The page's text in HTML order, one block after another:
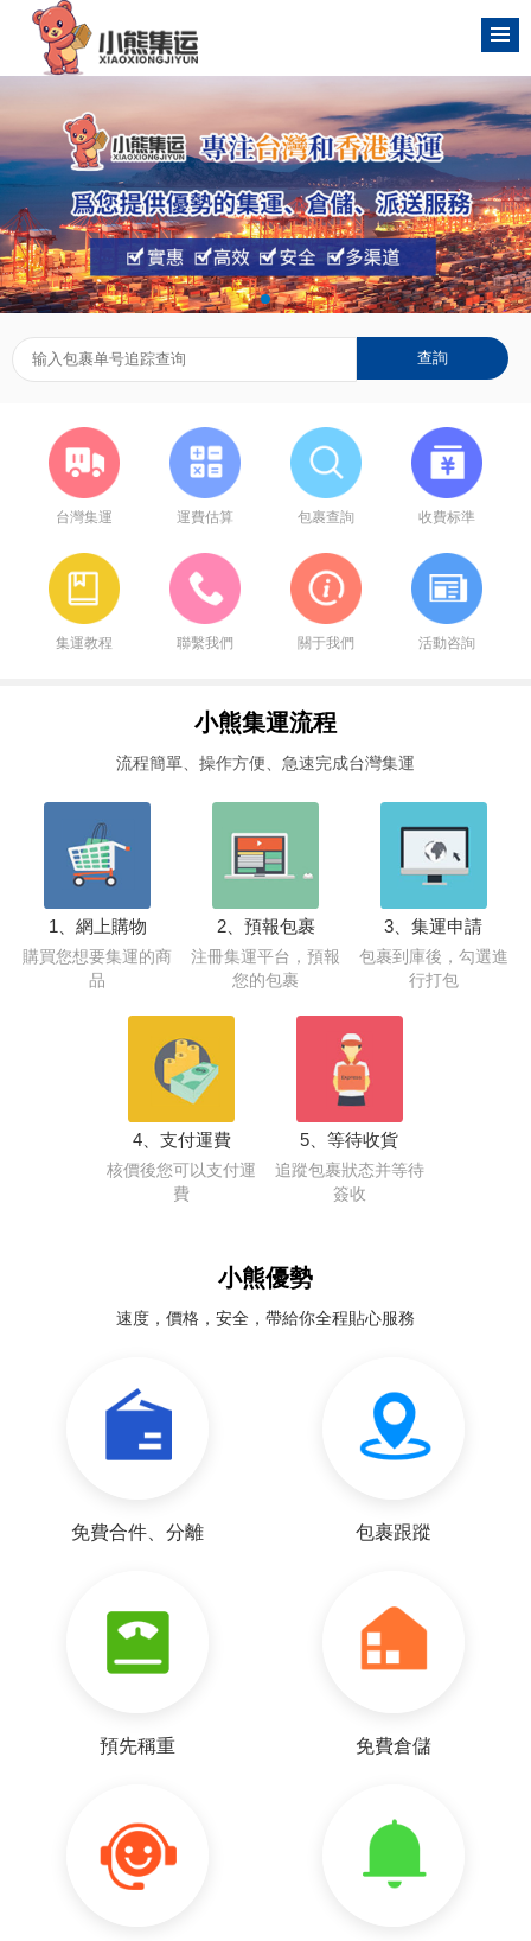
台灣集運 運費估算 包裹查詢 收費标準
集運教程 聯繫我們 關于我們 活動咨詢
小熊集運流程
流程簡單、操作方便、急速完成台灣集運
1、網上購物
購買您想要集運的商
品
2、預報包裹
注冊集運平台，預報
您的包裹
3、集運申請
包裹到庫後，勾選進
行打包
4、支付運費
核價後您可以支付運
費
5、等待收貨
追蹤包裹狀态并等待
簽收
小熊優勢
速度，價格，安全，帶給你全程貼心服務
免費合件、分離 包裹跟蹤
預先稱重 免費倉儲